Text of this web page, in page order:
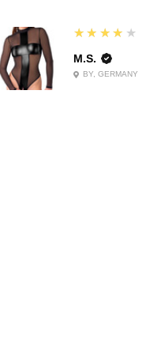
4
★★★★★
M.S.
BY, GERMANY